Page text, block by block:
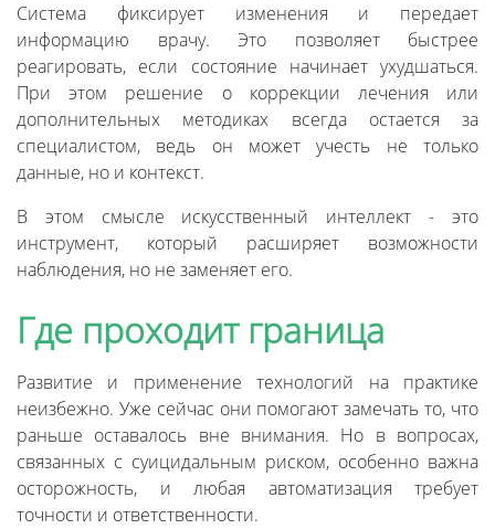
Система фиксирует изменения и передает
информацию врачу. Это позволяет быстрее
реагировать, если состояние начинает ухудшаться.
При этом решение о коррекции лечения или
дополнительных методиках всегда остается за
специалистом, ведь он может учесть не только
данные, но и контекст.
В этом смысле искусственный интеллект - это
инструмент, который расширяет возможности
наблюдения, но не заменяет его.
Где проходит граница
Развитие и применение технологий на практике
неизбежно. Уже сейчас они помогают замечать то, что
раньше оставалось вне внимания. Но в вопросах,
связанных с суицидальным риском, особенно важна
осторожность, и любая автоматизация требует
точности и ответственности.